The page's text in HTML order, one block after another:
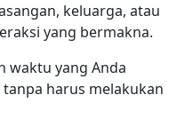
keluarga, atau
yang bermakna.
waktu yang Anda
harus melakukan